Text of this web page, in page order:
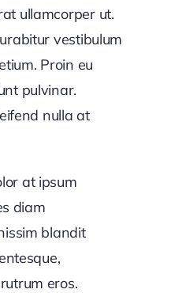
ullamcorper ut.
vestibulum
Proin eu
pulvinar.
nulla at
at ipsum
diam
blandit
eros.